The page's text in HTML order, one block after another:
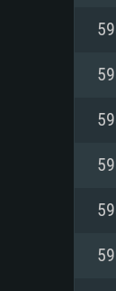
운
프
메
그
운
프
운
프
메
그